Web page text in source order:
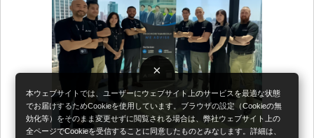
×
本ウェブサイトでは、ユーザーにウェブサイト上のサービスを最適な状態
でお届けするためCookieを使用しています。ブラウザの設定（Cookieの無
効化等）をそのまま変更せずに閲覧される場合は、弊社ウェブサイト上の
全ページでCookieを受信することに同意したものとみなします。詳細は、